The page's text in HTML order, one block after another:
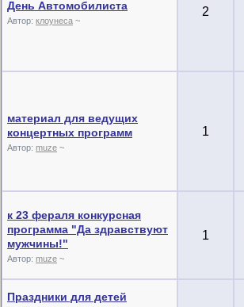
День Автомобилиста
Автор: клоунеса ~
2
материал для ведущих
концертных программ
Автор: muze ~
1
к 23 фераля конкурсная
программа "Да здравствуют
мужчины!"
Автор: muze ~
1
Праздники для детей